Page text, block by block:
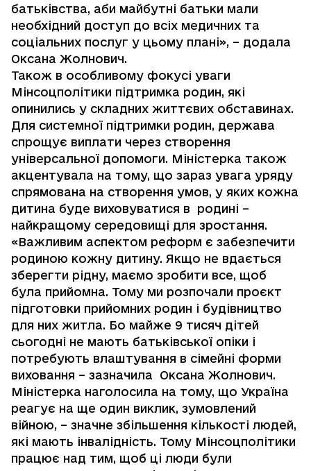
батьківства, аби майбутні батьки мали
необхідний доступ до всіх медичних та
соціальних послуг у цьому плані», – додала
Оксана Жолнович.
Також в особливому фокусі уваги
Мінсоцполітики підтримка родин, які
опинились у складних життєвих обставинах.
Для системної підтримки родин, держава
спрощує виплати через створення
універсальної допомоги. Міністерка також
акцентувала на тому, що зараз увага уряду
спрямована на створення умов, у яких кожна
дитина буде виховуватися в родині –
найкращому середовищі для зростання.
«Важливим аспектом реформ є забезпечити
родиною кожну дитину. Якщо не вдається
зберегти рідну, маємо зробити все, щоб
була прийомна. Тому ми розпочали проєкт
підготовки прийомних родин і будівництво
для них житла. Бо майже 9 тисяч дітей
сьогодні не мають батьківської опіки і
потребують влаштування в сімейні форми
виховання – зазначила Оксана Жолнович.
Міністерка наголосила на тому, що Україна
реагує на ще один виклик, зумовлений
війною, – значне збільшення кількості людей,
які мають інвалідність. Тому Мінсоцполітики
працює над тим, щоб ці люди були